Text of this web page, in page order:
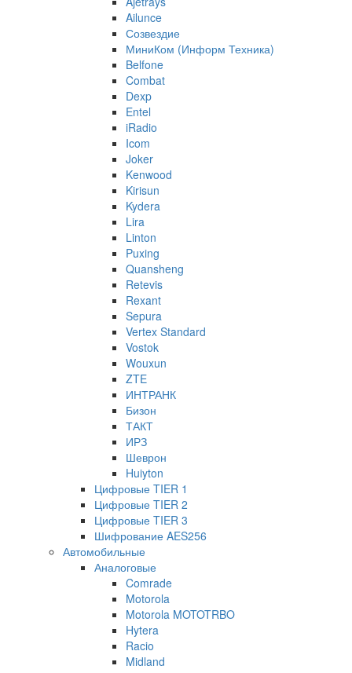
Ailunce
Созвездие
МиниКом (Информ Техника)
Belfone
Combat
Dexp
Entel
iRadio
Icom
Joker
Kenwood
Kirisun
Kydera
Lira
Linton
Puxing
Quansheng
Retevis
Rexant
Sepura
Vertex Standard
Vostok
Wouxun
ZTE
ИНТРАНК
Бизон
ТАКТ
ИРЗ
Шеврон
Huiyton
Цифровые TIER 1
Цифровые TIER 2
Цифровые TIER 3
Шифрование AES256
Автомобильные
Аналоговые
Comrade
Motorola
Motorola MOTOTRBO
Hytera
Racio
Midland